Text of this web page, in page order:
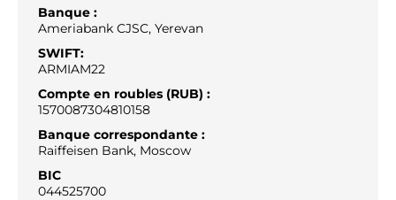
Banque :
Ameriabank CJSC, Yerevan
SWIFT:
ARMIAM22
Compte en roubles (RUB) :
1570087304810158
Banque correspondante :
Raiffeisen Bank, Moscow
BIC
044525700